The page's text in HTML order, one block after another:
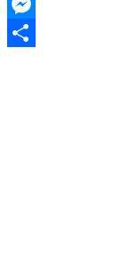
Threads
Messenger